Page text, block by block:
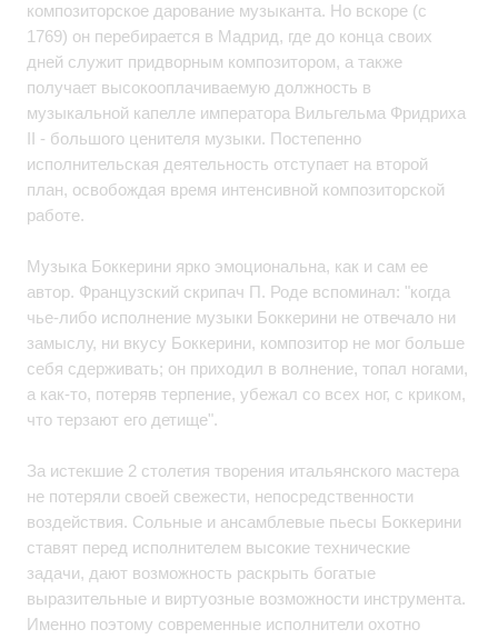
композиторское дарование музыканта. Но вскоре (с
1769) он перебирается в Мадрид, где до конца своих
дней служит придворным композитором, а также
получает высокооплачиваемую должность в
музыкальной капелле императора Вильгельма Фридриха
II - большого ценителя музыки. Постепенно
исполнительская деятельность отступает на второй
план, освобождая время интенсивной композиторской
работе.
Музыка Боккерини ярко эмоциональна, как и сам ее
автор. Французский скрипач П. Роде вспоминал: "когда
чье-либо исполнение музыки Боккерини не отвечало ни
замыслу, ни вкусу Боккерини, композитор не мог больше
себя сдерживать; он приходил в волнение, топал ногами,
а как-то, потеряв терпение, убежал со всех ног, с криком,
что терзают его детище".
За истекшие 2 столетия творения итальянского мастера
не потеряли своей свежести, непосредственности
воздействия. Сольные и ансамблевые пьесы Боккерини
ставят перед исполнителем высокие технические
задачи, дают возможность раскрыть богатые
выразительные и виртуозные возможности инструмента.
Именно поэтому современные исполнители охотно